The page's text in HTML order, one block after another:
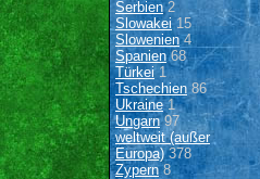
Serbien2
Slowakei15
Slowenien4
Spanien68
Türkei1
Tschechien 86
Ukraine1
Ungarn97
weltweit (außer
Europa)378
Zypern8